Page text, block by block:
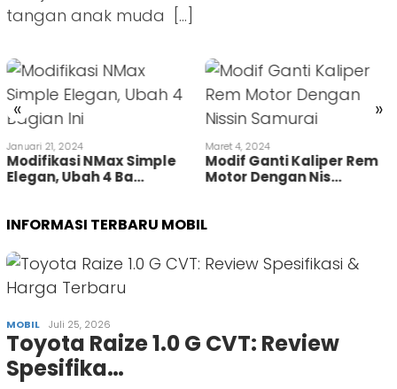
tangan anak muda […]
« »
Januari 21, 2024
Modifikasi NMax Simple
Elegan, Ubah 4 Ba…
Maret 4, 2024
Modif Ganti Kaliper Rem
Motor Dengan Nis…
INFORMASI TERBARU MOBIL
MOBIL Juli 25, 2026
Toyota Raize 1.0 G CVT: Review
Spesifika…